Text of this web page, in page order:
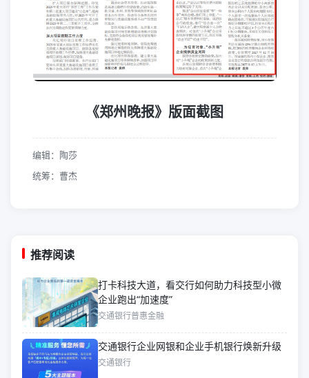
《郑州晚报》版面截图
编辑：陶莎
统筹：曹杰
推荐阅读
打卡科技大道，看交行如何助力科技型小微
企业跑出“加速度”
交通银行普惠金融
交通银行企业网银和企业手机银行焕新升级
交通银行